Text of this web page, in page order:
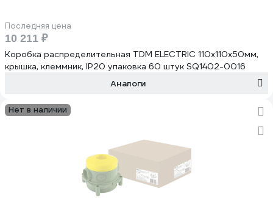
Последняя цена
10 211 ₽
Коробка распределительная TDM ELECTRIC 110х110х50мм,
крышка, клеммник, IP20 упаковка 60 штук SQ1402-0016
Аналоги
Нет в наличии